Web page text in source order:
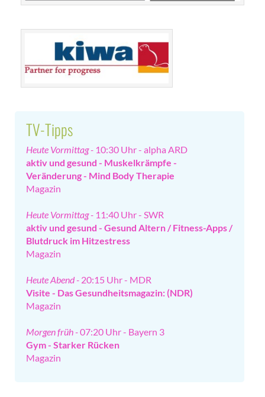
Gleichgewichtstraining hilft
TV-Tipps
Heute Vormittag - 10:30 Uhr - alpha ARD
aktiv und gesund - Muskelkrämpfe -
Veränderung - Mind Body Therapie
Magazin
Heute Vormittag - 11:40 Uhr - SWR
aktiv und gesund - Gesund Altern / Fitness-Apps /
Blutdruck im Hitzestress
Magazin
Heute Abend - 20:15 Uhr - MDR
Visite - Das Gesundheitsmagazin: (NDR)
Magazin
Morgen früh -07:20 Uhr - Bayern 3
Gym - Starker Rücken
Magazin